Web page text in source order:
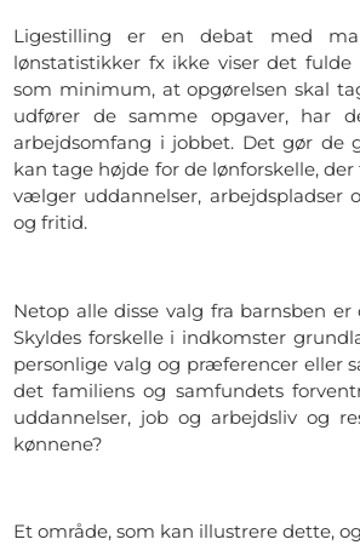
Ligestilling er en debat med
lønstatistikker fx ikke viser det
som minimum, at opgørelsen skal
udfører de samme opgaver, har
arbejdsomfang i jobbet. Det gør de
kan tage højde for de lønforskelle,
vælger uddannelser, arbejdspladser
og fritid.
Netop alle disse valg fra barnsben
Skyldes forskelle i indkomster
personlige valg og præferencer eller
det familiens og samfundets
uddannelser, job og arbejdsliv og
kønnene?
Et område, som kan illustrere dette,